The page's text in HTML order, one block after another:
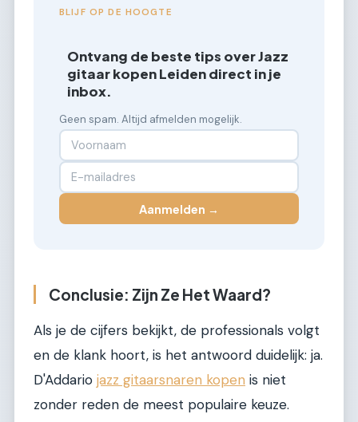
BLIJF OP DE HOOGTE
Ontvang de beste tips over Jazz
gitaar kopen Leiden direct in je
inbox.
Geen spam. Altijd afmelden mogelijk.
Aanmelden →
Conclusie: Zijn Ze Het Waard?
Als je de cijfers bekijkt, de professionals volgt
en de klank hoort, is het antwoord duidelijk: ja.
D'Addario jazz gitaarsnaren kopen is niet
zonder reden de meest populaire keuze.